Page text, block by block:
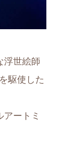
浮世絵師
駆使した
ートミ